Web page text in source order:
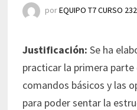
porEQUIPO T7 CURSO
Justificación:Se ha
practicar la primera
comandos básicos y las
para poder sentar la